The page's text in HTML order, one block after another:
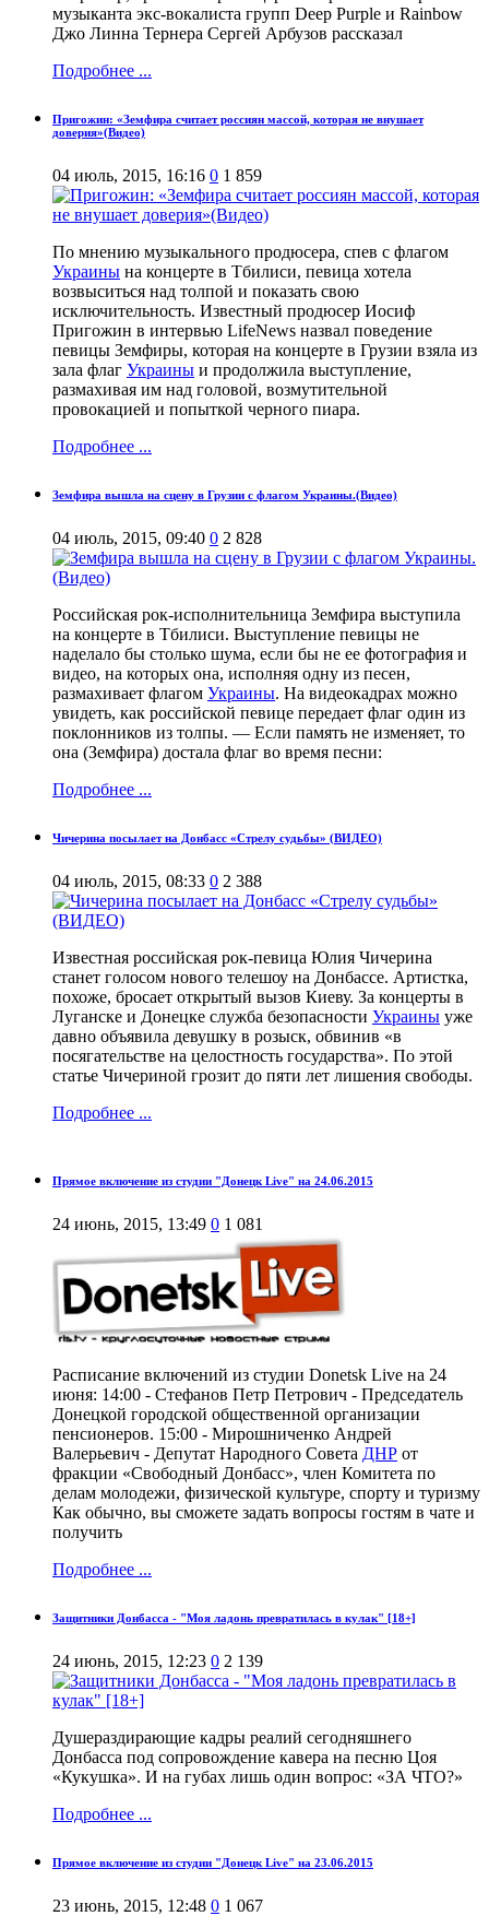
музыканта экс-вокалиста групп Deep Purple и Rainbow
Джо Линна Тернера Сергей Арбузов рассказал
Подробнее ...
Пригожин: «Земфира считает россиян массой, которая не внушает
доверия»(Видео)
04 июль, 2015, 16:16 0 1 859
По мнению музыкального продюсера, спев с флагом
Украины на концерте в Тбилиси, певица хотела
возвыситься над толпой и показать свою
исключительность. Известный продюсер Иосиф
Пригожин в интервью LifeNews назвал поведение
певицы Земфиры, которая на концерте в Грузии взяла из
зала флаг Украины и продолжила выступление,
размахивая им над головой, возмутительной
провокацией и попыткой черного пиара.
Подробнее ...
Земфира вышла на сцену в Грузии с флагом Украины.(Видео)
04 июль, 2015, 09:40 0 2 828
Российская рок-исполнительница Земфира выступила
на концерте в Тбилиси. Выступление певицы не
наделало бы столько шума, если бы не ее фотография и
видео, на которых она, исполняя одну из песен,
размахивает флагом Украины. На видеокадрах можно
увидеть, как российской певице передает флаг один из
поклонников из толпы. — Если память не изменяет, то
она (Земфира) достала флаг во время песни:
Подробнее ...
Чичерина посылает на Донбасс «Стрелу судьбы» (ВИДЕО)
04 июль, 2015, 08:33 0 2 388
Известная российская рок-певица Юлия Чичерина
станет голосом нового телешоу на Донбассе. Артистка,
похоже, бросает открытый вызов Киеву. За концерты в
Луганске и Донецке служба безопасности Украины уже
давно объявила девушку в розыск, обвинив «в
посягательстве на целостность государства». По этой
статье Чичериной грозит до пяти лет лишения свободы.
Подробнее ...
Прямое включение из студии "Донецк Live" на 24.06.2015
24 июнь, 2015, 13:49 0 1 081
Расписание включений из студии Donetsk Live на 24
июня: 14:00 - Стефанов Петр Петрович - Председатель
Донецкой городской общественной организации
пенсионеров. 15:00 - Мирошниченко Андрей
Валерьевич - Депутат Народного Совета ДНР от
фракции «Свободный Донбасс», член Комитета по
делам молодежи, физической культуре, спорту и туризму
Как обычно, вы сможете задать вопросы гостям в чате и
получить
Подробнее ...
Защитники Донбасса - "Моя ладонь превратилась в кулак" [18+]
24 июнь, 2015, 12:23 0 2 139
Душераздирающие кадры реалий сегодняшнего
Донбасса под сопровождение кавера на песню Цоя
«Кукушка». И на губах лишь один вопрос: «ЗА ЧТО?»
Подробнее ...
Прямое включение из студии "Донецк Live" на 23.06.2015
23 июнь, 2015, 12:48 0 1 067